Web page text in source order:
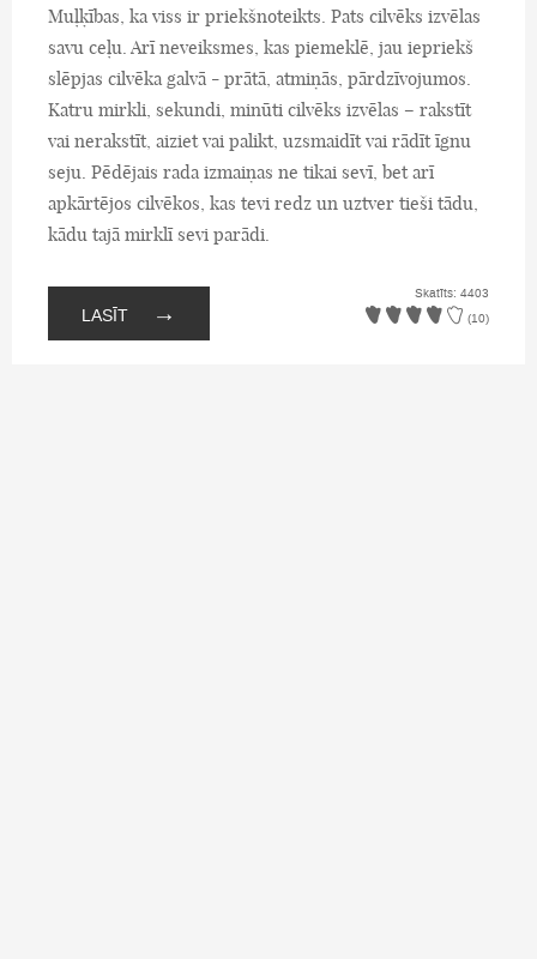
Muļķības, ka viss ir priekšnoteikts. Pats cilvēks izvēlas
savu ceļu. Arī neveiksmes, kas piemeklē, jau iepriekš
slēpjas cilvēka galvā - prātā, atmiņās, pārdzīvojumos.
Katru mirkli, sekundi, minūti cilvēks izvēlas – rakstīt
vai nerakstīt, aiziet vai palikt, uzsmaidīt vai rādīt īgnu
seju. Pēdējais rada izmaiņas ne tikai sevī, bet arī
apkārtējos cilvēkos, kas tevi redz un uztver tieši tādu,
kādu tajā mirklī sevi parādi.
LASĪT →
Skatīts: 4403
(10)